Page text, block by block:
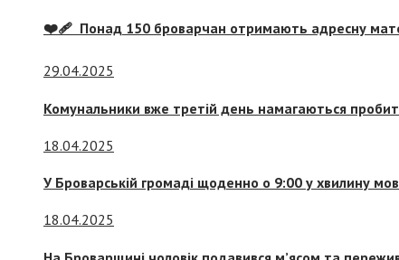
❤️‍🩹 Понад 150 броварчан отримають адресну
29.04.2025
Комунальники вже третій день намагаються
18.04.2025
У Броварській громаді щоденно о 9:00 у хвилину
18.04.2025